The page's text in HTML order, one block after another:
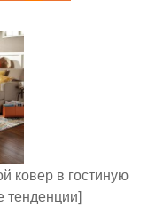
ковер в гостиную
тенденции]